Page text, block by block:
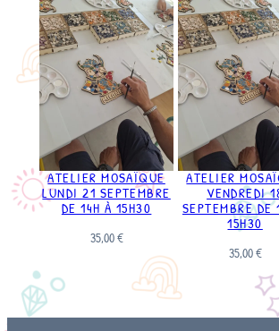
ATELIER MOSAÏQUE
LUNDI 21 SEPTEMBRE
DE 14H À 15H30
35,00€
ATELIER
VENDREDI
SEPTEMBRE DE
15H30
35,00€